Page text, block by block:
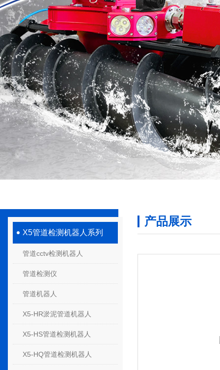
X5管道检测机器人系列
管道cctv检测机器人
管道检测仪
管道机器人
X5-HR淤泥管道机器人
X5-HS管道检测机器人
X5-HQ管道检测机器人
产品展示